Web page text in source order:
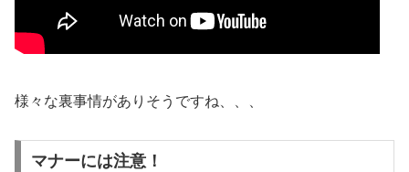
様々な裏事情がありそうですね、、、
マナーには注意！